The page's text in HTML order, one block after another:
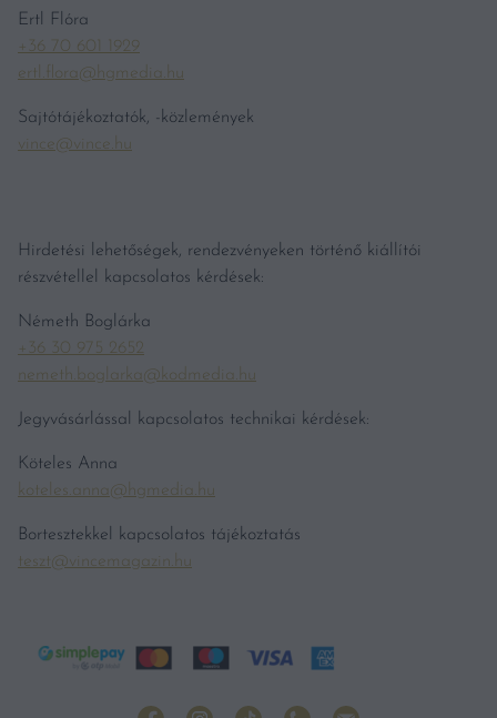
Ertl Flóra
+36 70 601 1929
ertl.flora@hgmedia.hu
Sajtótájékoztatók, -közlemények
vince@vince.hu
Hirdetési lehetőségek, rendezvényeken történő kiállítói
részvétellel kapcsolatos kérdések:
Németh Boglárka
+36 30 975 2652
nemeth.boglarka@kodmedia.hu
Jegyvásárlással kapcsolatos technikai kérdések:
Köteles Anna
koteles.anna@hgmedia.hu
Bortesztekkel kapcsolatos tájékoztatás
teszt@vincemagazin.hu